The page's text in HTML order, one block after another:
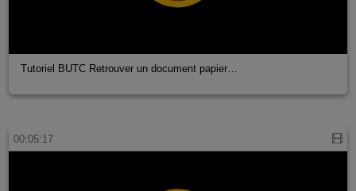
Tutoriel BUTC Retrouver un document papier…
00:05:17